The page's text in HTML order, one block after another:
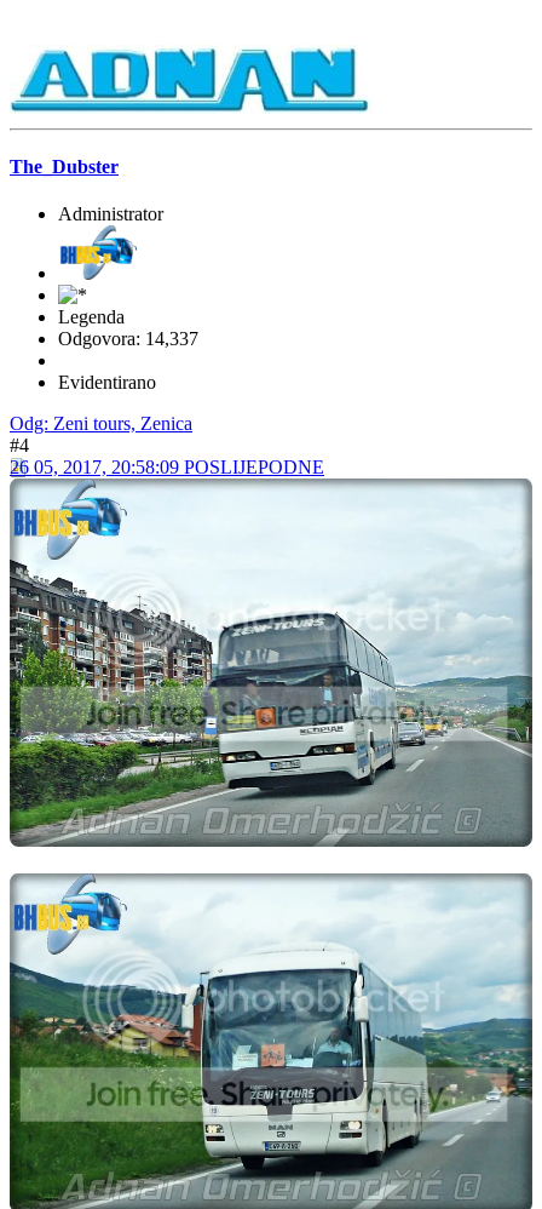
The_Dubster
Administrator
Legenda
Odgovora: 14,337
Evidentirano
Odg: Zeni tours, Zenica
#4
26 05, 2017, 20:58:09 POSLIJEPODNE